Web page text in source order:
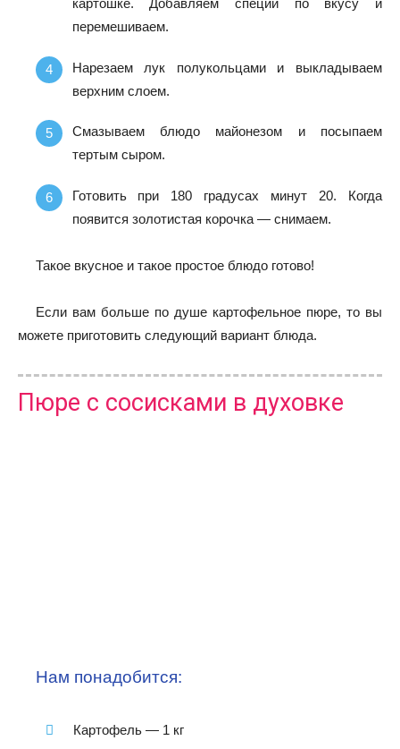
картошке. Добавляем специи по вкусу и
перемешиваем.
Нарезаем лук полукольцами и выкладываем
верхним слоем.
Смазываем блюдо майонезом и посыпаем
тертым сыром.
Готовить при 180 градусах минут 20. Когда
появится золотистая корочка — снимаем.
Такое вкусное и такое простое блюдо готово!
Если вам больше по душе картофельное пюре, то вы
можете приготовить следующий вариант блюда.
Пюре с сосисками в духовке
Нам понадобится:
Картофель — 1 кг